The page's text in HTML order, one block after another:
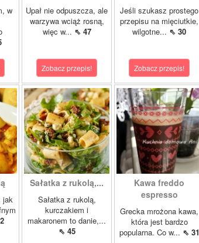
w
Upał nie odpuszcza, ale
warzywa wciąż rosną,
więc w... ⇖ 47
Zobacz przepis!
Jeśli szukasz prostego
przepisu na mięciutkie,
wilgotne... ⇖ 30
Zobacz przepis!
jak
Sałatka z rukolą,...
Sałatka z rukolą,
kurczakiem i
makaronem to danie,...
⇖ 45
Kawa freddo
espresso
Grecka mrożona kawa,
która jest bardzo
popularna. Co w... ⇖ 31